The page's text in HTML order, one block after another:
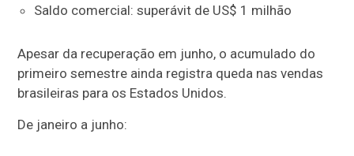
Saldo comercial: superávit de US$ 1 milhão
Apesar da recuperação em junho, o acumulado do
primeiro semestre ainda registra queda nas vendas
brasileiras para os Estados Unidos.
De janeiro a junho: